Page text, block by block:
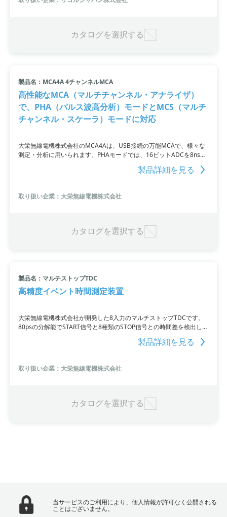
カタログを選択する
製品名：MCA4A 4チャンネルMCA
高性能なMCA（マルチチャンネル・アナライザ）
で、PHA（パルス波高分析）モードとMCS（マルチ
チャンネル・スケーラ）モードに対応
大栄無線電機株式会社のMCA4Aは、USB接続の万能MCAで、様々な
測定・分析に用いられます。PHAモードでは、16ビットADCを8nsご
とに4チャンネル連続して収集し、32kの分解能を実現。MCSモード
では、Start, Stop1, Stop2, CHADVの各入力信号を処理し、最大
製品詳細を見る
取り扱い企業：大栄無線電機株式会社
カタログを選択する
製品名：マルチストップTDC
高精度イベント時間測定装置
大栄無線電機株式会社が開発した8入力のマルチストップTDCです。
80psの分解能でSTART信号と8種類のSTOP信号との時間差を検出し、
現象の速度を測定します。最大8種類のイベントタイムを記録できる
ほか、パルス幅の検出や面積・高さの計算も可能。複数のイベントが
12.5 GHzのレートで評価できます。USB 3.0インターフェイスによる
高速なデータ転送や、オプションでオーブン付きのクロックを選べ、
製品詳細を見る
取り扱い企業：大栄無線電機株式会社
カタログを選択する
当サービスのご利用により、個人情報が許可なく公開される
ことはございません。